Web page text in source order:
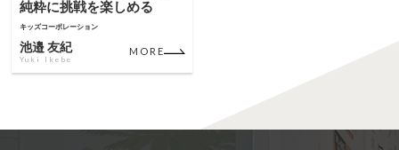
純粋に挑戦を楽しめる
キッズコーポレーション
池邉 友紀
Yuki Ikebe
MORE